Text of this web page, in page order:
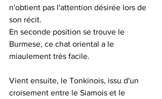
n'obtient pas l'attention désirée lors de
son récit.
En seconde position se trouve le
Burmese, ce chat oriental a le
miaulement très facile.
Vient ensuite, le Tonkinois, issu d'un
croisement entre le Siamois et le